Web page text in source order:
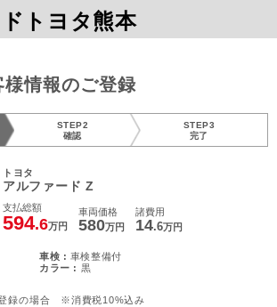
トヨタ熊本
情報のご登録
STEP2
確認
STEP3
完了
トヨタ
アルファード Z
支払総額
594.6万円
車両価格
580万円
諸費用
14.6万円
車検 : 車検整備付
カラー : 黒
録の場合 ※消費税10%込み